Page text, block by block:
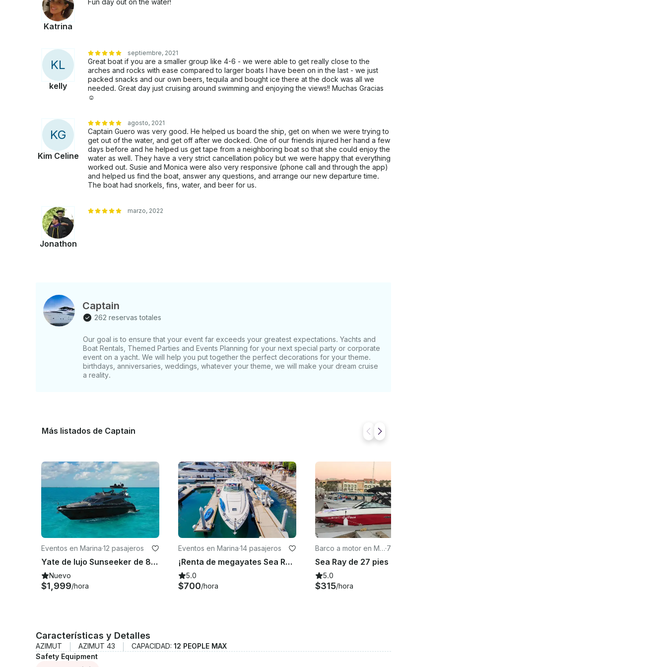
que se proporciona es solo un vistazo de las extraordinarias experiencias que le esperan.
Katrina
KL
kelly
septiembre, 2021
Great boat if you are a smaller group like 4-6 - we were able to get really close to the
arches and rocks with ease compared to larger boats I have been on in the last - we just
packed snacks and our own beers, tequila and bought ice there at the dock was all we
needed. Great day just cruising around swimming and enjoying the views!! Muchas Gracias
☺️
KG
Kim Celine
agosto, 2021
Captain Guero was very good. He helped us board the ship, get on when we were trying to
get out of the water, and get off after we docked. One of our friends injured her hand a few
days before and he helped us get tape from a neighboring boat so that she could enjoy the
water as well. They have a very strict cancellation policy but we were happy that everything
worked out. Susie and Monica were also very responsive (phone call and through the app)
and helped us find the boat, answer any questions, and arrange our new departure time.
The boat had snorkels, fins, water, and beer for us.
Jonathon
marzo, 2022
Captain
262 reservas totales
Our goal is to ensure that your event far exceeds your greatest expectations. Yachts and
Boat Rentals, Themed Parties and Events Planning for your next special party or corporate
event on a yacht. We will help you put together the perfect decorations for your theme.
birthdays, anniversaries, weddings, whatever your theme, we will make your dream cruise
a reality.
Más listados de Captain
Eventos en Marina·12 pasajeros
Yate de lujo Sunseeker de 80 pies en Cabo San Lucas, Baja California Sur
Nuevo
$1,999/hora
Eventos en Marina·14 pasajeros
¡Renta de megayates Sea Ray Power de 65 pies en Cabo San Lucas, Baja California Sur!
5.0
$700/hora
Barco a motor en Ma
rina
·7 pasajeros
5.0
$315/hora
Características y Detalles
AZIMUT AZIMUT 43 CAPACIDAD: 12 PEOPLE MAX
Safety Equipment